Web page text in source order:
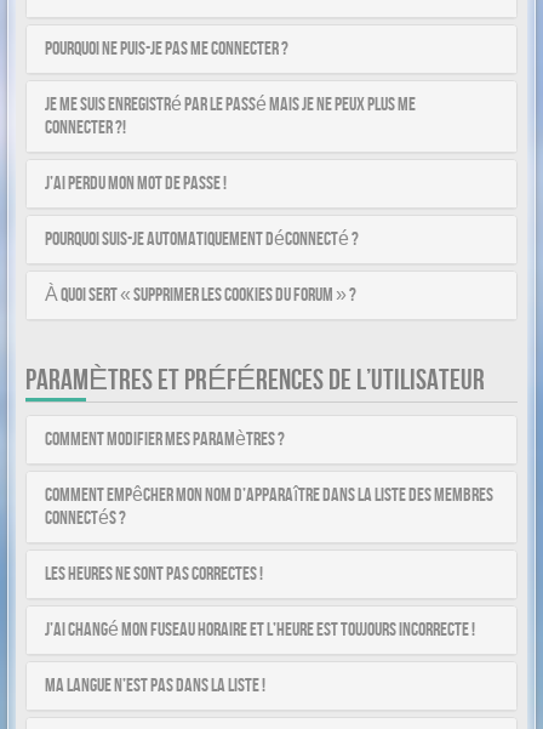
Pourquoi ne puis-je pas me connecter ?
Je me suis enregistré par le passé mais je ne peux plus me
connecter ?!
J’ai perdu mon mot de passe !
Pourquoi suis-je automatiquement déconnecté ?
À quoi sert « Supprimer les cookies du forum » ?
PARAMÈTRES ET PRÉFÉRENCES DE L’UTILISATEUR
Comment modifier mes paramètres ?
Comment empêcher mon nom d’apparaître dans la liste des membres
connectés ?
Les heures ne sont pas correctes !
J’ai changé mon fuseau horaire et l’heure est toujours incorrecte !
Ma langue n’est pas dans la liste !